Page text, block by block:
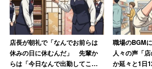
店長が朝礼で「なんでお前らは
休みの日に休むんだ」 先輩か
らは「今日なんで出勤してこな
職場のBGM
人々の声「
か延々と1日